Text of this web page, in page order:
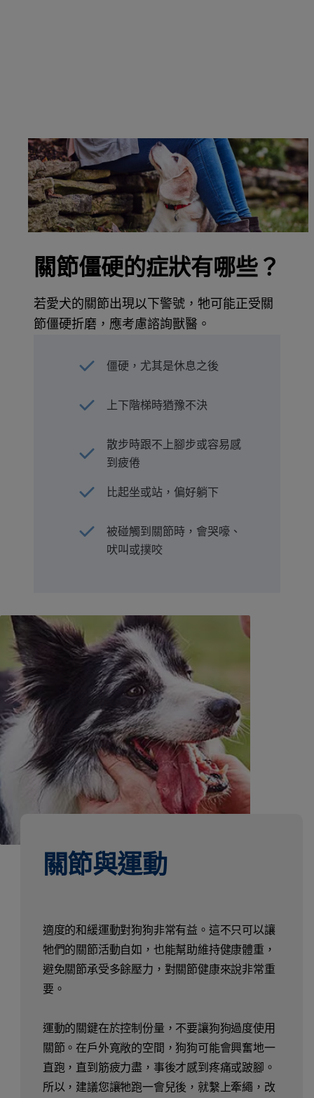
關節僵硬的症狀有哪些？
若愛犬的關節出現以下警號，牠可能正受關
節僵硬折磨，應考慮諮詢獸醫。
僵硬，尤其是休息之後
上下階梯時猶豫不決
散步時跟不上腳步或容易感
到疲倦
比起坐或站，偏好躺下
被碰觸到關節時，會哭嚎、
吠叫或撲咬
關節與運動
適度的和緩運動對狗狗非常有益。這不只可以讓
牠們的關節活動自如，也能幫助維持健康體重，
避免關節承受多餘壓力，對關節健康來說非常重
要。
運動的關鍵在於控制份量，不要讓狗狗過度使用
關節。在戶外寬敞的空間，狗狗可能會興奮地一
直跑，直到筋疲力盡，事後才感到疼痛或跛腳。
所以，建議您讓牠跑一會兒後，就繫上牽繩，改